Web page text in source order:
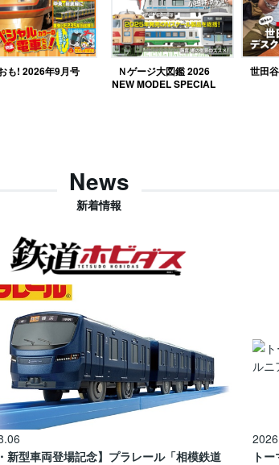
も! 2026年9月号
Ｎゲージ大図鑑 2026
NEW MODEL SPECIAL
世田
News
新着情報
新型車両登場記念】プラレール「相模鉄道
ト